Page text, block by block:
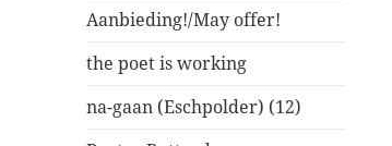
Aanbieding!/May offer!
the poet is working
na-gaan (Eschpolder) (12)